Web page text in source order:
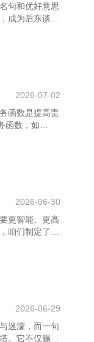
句和优好意思
成为后东谈主
况宽裕哲理牡
，给东谈主
诗句穿越时
，一稔黑布棉
2026-07-02
函数是提高责
函数，如
款）、
、投资评
用于房贷、车
或投资的利
公司场部-大
2026-06-30
更智能、更高
咱们制定了全
，高效增
过大数据分析
源整合与渠
酬酢媒体、本
曝光度。同
2026-06-29
迷濛，而一句
。它不仅赐与